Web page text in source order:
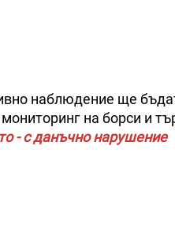
наблюдение ще
на борси и
- с данъчно нарушение